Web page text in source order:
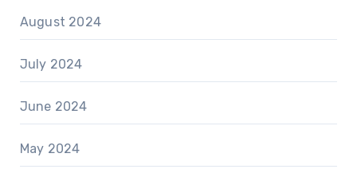
August 2024
July 2024
June 2024
May 2024